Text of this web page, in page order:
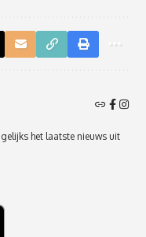
het laatste nieuws uit